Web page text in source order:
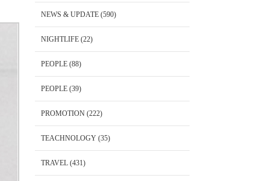
NEWS & UPDATE(590)
NIGHTLIFE(22)
PEOPLE(88)
PEOPLE(39)
PROMOTION(222)
TEACHNOLOGY(35)
TRAVEL(431)